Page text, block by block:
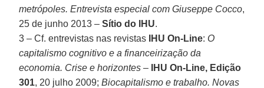
metrópoles. Entrevista especial com Giuseppe Cocco,
25 de junho 2013 –Sítio do IHU.
3 – Cf. entrevistas nas revistas IHU On-Line: O
capitalismo cognitivo e a financeirização da
economia. Crise e horizontes –
IHU On-Line, Edição
301, 20 julho 2009;Biocapitalismo e trabalho. Novas